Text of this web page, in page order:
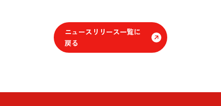
ニュースリリース一覧に
戻る